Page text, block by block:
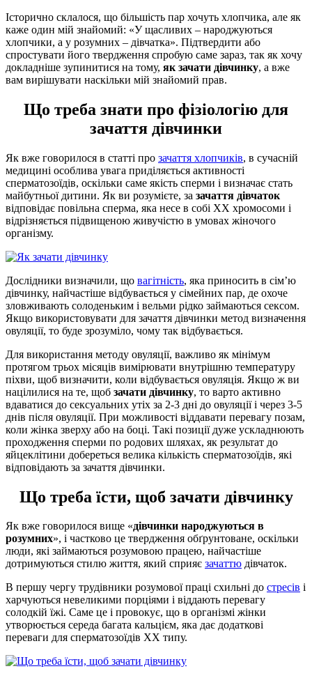
Історично склалося, що більшість пар хочуть хлопчика, але як
каже один мій знайомий: «У щасливих – народжуються
хлопчики, а у розумних – дівчатка». Підтвердити або
спростувати його твердження спробую саме зараз, так як хочу
докладніше зупинитися на тому, як зачати дівчинку, а вже
вам вирішувати наскільки мій знайомий прав.
Що треба знати про фізіологію для
зачаття дівчинки
Як вже говорилося в статті про зачаття хлопчиків, в сучасній
медицині особлива увага приділяється активності
сперматозоїдів, оскільки саме якість сперми і визначає стать
майбутньої дитини. Як ви розумієте, за зачаття дівчаток
відповідає повільна сперма, яка несе в собі ХХ хромосоми і
відрізняється підвищеною живучістю в умовах жіночого
організму.
Дослідники визначили, що вагітність, яка приносить в сім’ю
дівчинку, найчастіше відбувається у сімейних пар, де охоче
зловживають солоденьким і вельми рідко займаються сексом.
Якщо використовувати для зачаття дівчинки метод визначення
овуляції, то буде зрозуміло, чому так відбувається.
Для використання методу овуляції, важливо як мінімум
протягом трьох місяців вимірювати внутрішню температуру
піхви, щоб визначити, коли відбувається овуляція. Якщо ж ви
націлилися на те, щоб зачати дівчинку, то варто активно
вдаватися до сексуальних утіх за 2-3 дні до овуляції і через 3-5
днів після овуляції. При можливості віддавати перевагу позам,
коли жінка зверху або на боці. Такі позиції дуже ускладнюють
проходження сперми по родових шляхах, як результат до
яйцеклітини добереться велика кількість сперматозоїдів, які
відповідають за зачаття дівчинки.
Що треба їсти, щоб зачати дівчинку
Як вже говорилося вище «дівчинки народжуються в
розумних», і частково це твердження обґрунтоване, оскільки
люди, які займаються розумовою працею, найчастіше
дотримуються стилю життя, який сприяє зачаттю дівчаток.
В першу чергу трудівники розумової праці схильні до стресів і
харчуються невеликими порціями і віддають перевагу
солодкій їжі. Саме це і провокує, що в організмі жінки
утворюється середа багата кальцієм, яка дає додаткові
переваги для сперматозоїдів ХХ типу.